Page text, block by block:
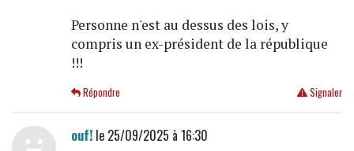
Personne n'est au dessus des lois, y
compris un ex-président de la république
!!!
Signaler
Répondre
ouf!le 25/09/2025 à 16:30